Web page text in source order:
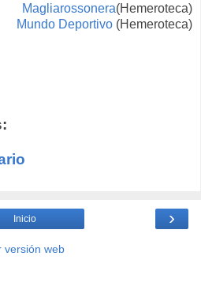
Magliarossonera(Hemeroteca)
Mundo Deportivo (Hemeroteca)
›
Inicio
versión web